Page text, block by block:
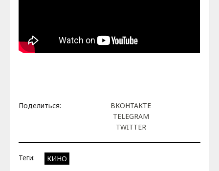
Поделиться:
ВКОНТАКТЕ
TELEGRAM
TWITTER
Теги: КИНО